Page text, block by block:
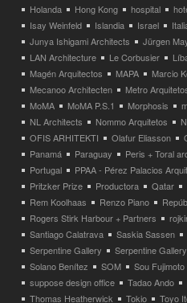
Holanda
Hong Kong hospital
Isay Weinfeld
Islandia Israel
Junya Ishigami Architects
Jürgen
LAN Architecture
Le Corbusier
Magén Arquitectos
MAPA Marcio
Mecanoo Architecten
Metro
MoMA
MoMA P.S.1 Morphosis
NL Architects
Nommo Arquitetos
OFIS ARHITEKTI
Olafur Eliasson
Panamá
Paraguay Peris + Toral
Portugal
PPAA - Pérez Palacios
Pritzker Prize
Productora Qatar
Rem Koolhaas
Renzo Piano
Rogers Stirk Harbour + Partners
Santiago Calatrava
Saskia Sassen
Serpentine Gallery
Serpentine
Solano Benítez
SOM Sou Fujimoto
suppose design office
Tadao Ando
Thomas Heatherwick
Tokio Toyo